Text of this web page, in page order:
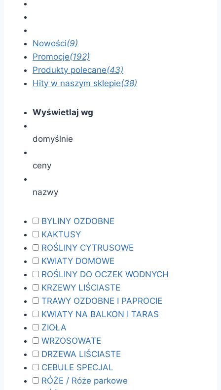
Nowości(9)
Promocje(192)
Produkty polecane(43)
Hity w naszym sklepie(38)
Wyświetlaj wg
domyślnie
ceny
nazwy
BYLINY OZDOBNE
KAKTUSY
ROŚLINY CYTRUSOWE
KWIATY DOMOWE
ROŚLINY DO OCZEK WODNYCH
KRZEWY LIŚCIASTE
TRAWY OZDOBNE I PAPROCIE
KWIATY NA BALKON I TARAS
ZIOŁA
WRZOSOWATE
DRZEWA LIŚCIASTE
CEBULE SPECJAL
RÓŻE / Róże parkowe